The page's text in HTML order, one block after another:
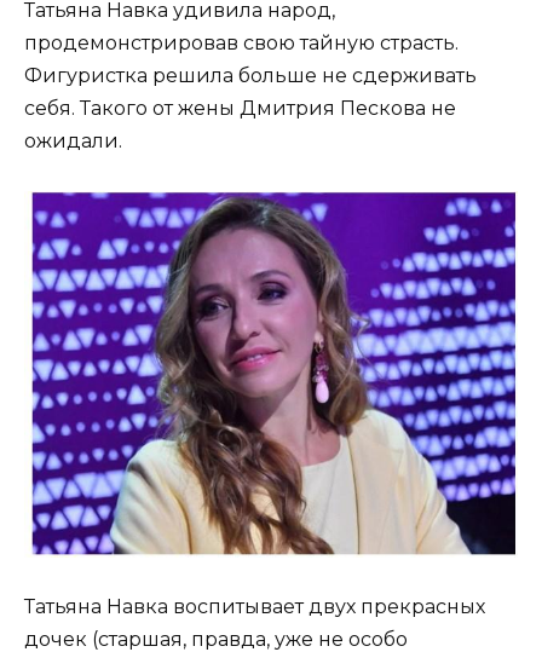
Татьяна Навка удивила народ,
продемонстрировав свою тайную страсть.
Фигуристка решила больше не сдерживать
себя. Такого от жены Дмитрия Пескова не
ожидали.
Татьяна Навка воспитывает двух прекрасных
дочек (старшая, правда, уже не особо